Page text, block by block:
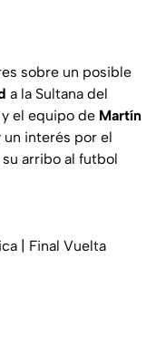
sobre un posible
a la Sultana del
y el equipo de Martín
un interés por el
arribo al futbol
| Final Vuelta